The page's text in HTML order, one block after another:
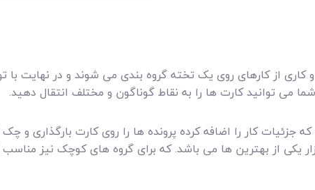
از کارهای روی یک تخته گروه بندی می شوند و در نهایت با
می توانید کارت ها را به نقاط گوناگون و مختلف انتقال دهید.
جزئیات کار را اضافه کرده پرونده ها را روی کارت بارگذاری و
یکی از بهترین ها می باشد. که برای گروه های کوچک نیز